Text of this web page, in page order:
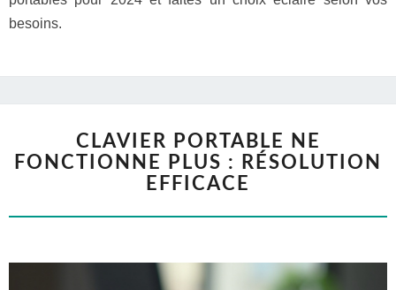
besoins.
CLAVIER PORTABLE NE
FONCTIONNE PLUS : RÉSOLUTION
EFFICACE